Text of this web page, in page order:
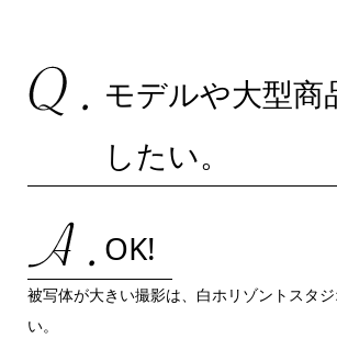
モデルや大型商
したい。
OK!
被写体が大きい撮影は、白ホリゾントスタ
い。